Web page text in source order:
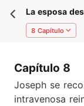
La esposa
multimillonaria
8 Capítulo
Capítulo 8
Joseph se
intravenosa